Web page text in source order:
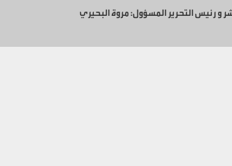
و رئيس التحرير المسؤول: مروة البحيري